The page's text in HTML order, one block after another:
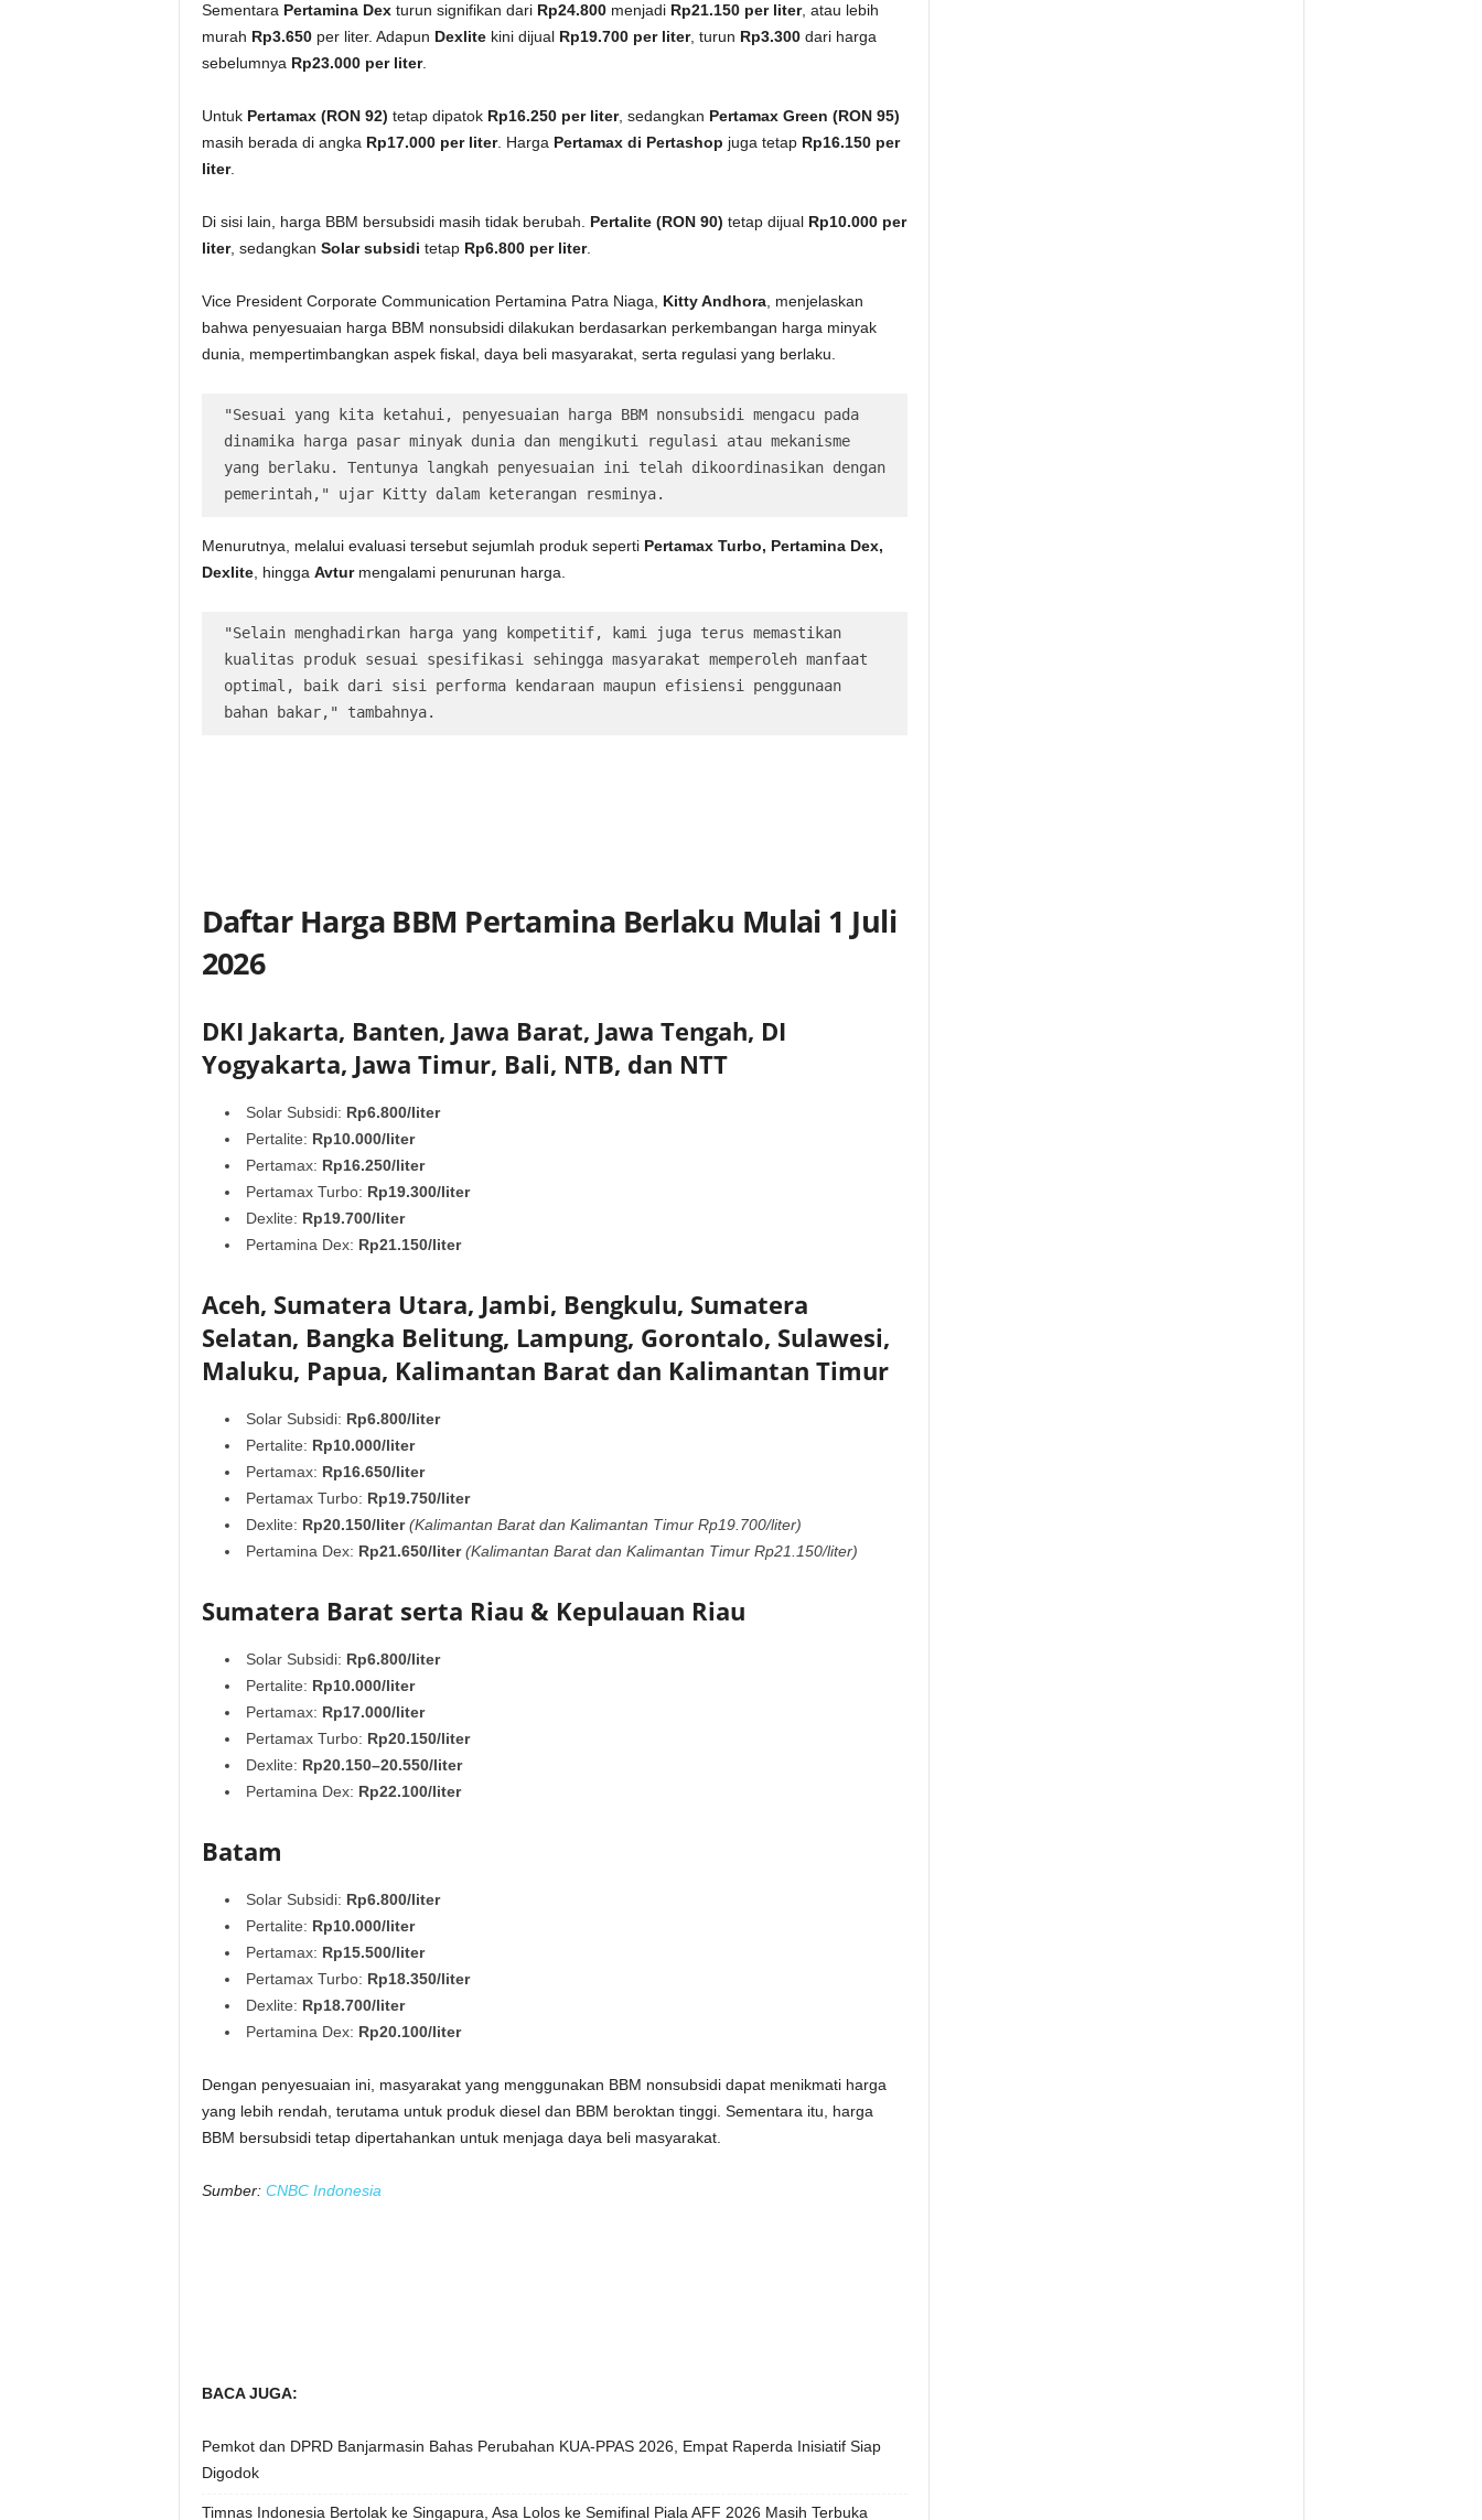
Sementara Pertamina Dexturun signifikan dari Rp24.800menjadi Rp21.150 per liter, atau lebih
murah Rp3.650per liter. Adapun Dexlitekini dijual Rp19.700 per liter, turun Rp3.300dari harga
sebelumnya Rp23.000 per liter.
Untuk Pertamax (RON 92) tetap dipatok Rp16.250 per liter, sedangkan Pertamax Green (RON 95)
masih berada di angka Rp17.000 per liter. Harga Pertamax di Pertashop juga tetap Rp16.150 per
liter.
Di sisi lain, harga BBM bersubsidi masih tidak berubah. Pertalite (RON 90) tetap dijual Rp10.000 per
liter, sedangkan Solar subsidi tetap Rp6.800 per liter.
Vice President Corporate Communication Pertamina Patra Niaga, Kitty Andhora, menjelaskan
bahwa penyesuaian harga BBM nonsubsidi dilakukan berdasarkan perkembangan harga minyak
dunia, mempertimbangkan aspek fiskal, daya beli masyarakat, serta regulasi yang berlaku.
"Sesuai yang kita ketahui, penyesuaian harga BBM nonsubsidi mengacu pada
dinamika harga pasar minyak dunia dan mengikuti regulasi atau mekanisme
yang berlaku. Tentunya langkah penyesuaian ini telah dikoordinasikan dengan
pemerintah," ujar Kitty dalam keterangan resminya.
Menurutnya, melalui evaluasi tersebut sejumlah produk seperti Pertamax Turbo, Pertamina Dex,
Dexlite, hingga Avturmengalami penurunan harga.
"Selain menghadirkan harga yang kompetitif, kami juga terus memastikan
kualitas produk sesuai spesifikasi sehingga masyarakat memperoleh manfaat
optimal, baik dari sisi performa kendaraan maupun efisiensi penggunaan
bahan bakar," tambahnya.
Daftar Harga BBM Pertamina Berlaku Mulai 1 Juli
2026
DKI Jakarta, Banten, Jawa Barat, Jawa Tengah, DI
Yogyakarta, Jawa Timur, Bali, NTB, dan NTT
Solar Subsidi: Rp6.800/liter
Pertalite: Rp10.000/liter
Pertamax: Rp16.250/liter
Pertamax Turbo: Rp19.300/liter
Dexlite: Rp19.700/liter
Pertamina Dex: Rp21.150/liter
Aceh, Sumatera Utara, Jambi, Bengkulu, Sumatera
Selatan, Bangka Belitung, Lampung, Gorontalo, Sulawesi,
Maluku, Papua, Kalimantan Barat dan Kalimantan Timur
Solar Subsidi: Rp6.800/liter
Pertalite: Rp10.000/liter
Pertamax: Rp16.650/liter
Pertamax Turbo: Rp19.750/liter
Dexlite: Rp20.150/liter (Kalimantan Barat dan Kalimantan Timur Rp19.700/liter)
Pertamina Dex: Rp21.650/liter (Kalimantan Barat dan Kalimantan Timur Rp21.150/liter)
Sumatera Barat serta Riau & Kepulauan Riau
Solar Subsidi: Rp6.800/liter
Pertalite: Rp10.000/liter
Pertamax: Rp17.000/liter
Pertamax Turbo: Rp20.150/liter
Dexlite: Rp20.150–20.550/liter
Pertamina Dex: Rp22.100/liter
Batam
Solar Subsidi: Rp6.800/liter
Pertalite: Rp10.000/liter
Pertamax: Rp15.500/liter
Pertamax Turbo: Rp18.350/liter
Dexlite: Rp18.700/liter
Pertamina Dex: Rp20.100/liter
Dengan penyesuaian ini, masyarakat yang menggunakan BBM nonsubsidi dapat menikmati harga
yang lebih rendah, terutama untuk produk diesel dan BBM beroktan tinggi. Sementara itu, harga
BBM bersubsidi tetap dipertahankan untuk menjaga daya beli masyarakat.
Sumber: CNBC Indonesia
BACA JUGA:
Pemkot dan DPRD Banjarmasin Bahas Perubahan KUA-PPAS 2026, Empat Raperda Inisiatif Siap
Digodok
Timnas Indonesia Bertolak ke Singapura, Asa Lolos ke Semifinal Piala AFF 2026 Masih Terbuka